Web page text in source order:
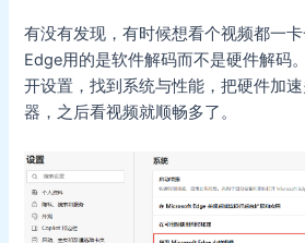
有没有发现，有时候想看个视频都一
Edge用的是软件解码而不是硬件解码
开设置，找到系统与性能，把硬件加
器，之后看视频就顺畅多了。